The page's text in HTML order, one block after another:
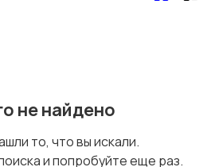
не найдено
то, что вы искали.
и попробуйте еще раз.